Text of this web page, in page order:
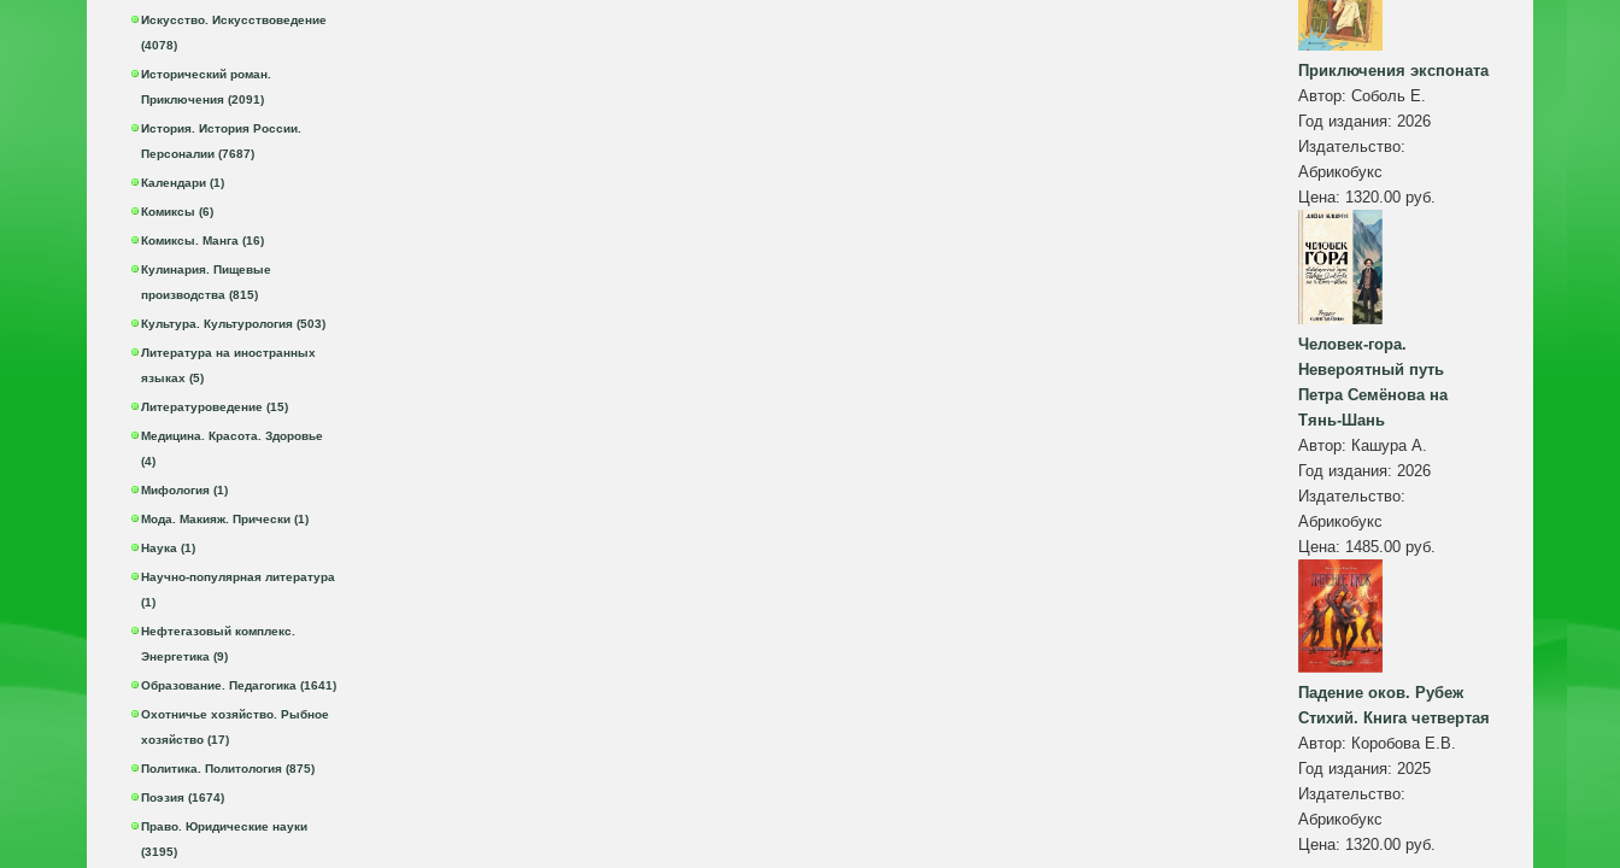
Искусство. Искусствоведение
(4078)
Исторический роман.
Приключения (2091)
История. История России.
Персоналии (7687)
Календари (1)
Комиксы (6)
Комиксы. Манга (16)
Кулинария. Пищевые
производства (815)
Культура. Культурология (503)
Литература на иностранных
языках (5)
Литературоведение (15)
Медицина. Красота. Здоровье
(4)
Мифология (1)
Мода. Макияж. Прически (1)
Наука (1)
Научно-популярная литература
(1)
Нефтегазовый комплекс.
Энергетика (9)
Образование. Педагогика (1641)
Охотничье хозяйство. Рыбное
хозяйство (17)
Политика. Политология (875)
Поэзия (1674)
Право. Юридические науки
(3195)
Приключения экспоната
Автор: Соболь Е.
Год издания: 2026
Издательство:
Абрикобукс
Цена: 1320.00 руб.
Человек-гора.
Невероятный путь
Петра Семёнова на
Тянь-Шань
Автор: Кашура А.
Год издания: 2026
Издательство:
Абрикобукс
Цена: 1485.00 руб.
Падение оков. Рубеж
Стихий. Книга четвертая
Автор: Коробова Е.В.
Год издания: 2025
Издательство:
Абрикобукс
Цена: 1320.00 руб.